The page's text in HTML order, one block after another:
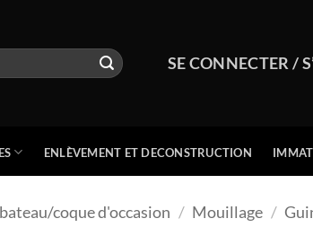
SE CONNECTER /
ENLÈVEMENT ET DECONSTRUCTION
coque d'occasion / Mouillage /